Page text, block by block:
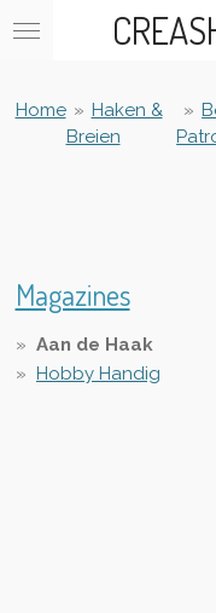
Ga
de
hoofdinhoud
Home » Haken &
Breien
»
Magazines
Aan de Haak
Hobby Handig